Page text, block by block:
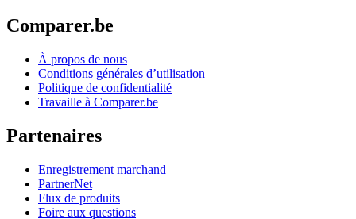
Comparer.be
À propos de nous
Conditions générales d’utilisation
Politique de confidentialité
Travaille à Comparer.be
Partenaires
Enregistrement marchand
PartnerNet
Flux de produits
Foire aux questions